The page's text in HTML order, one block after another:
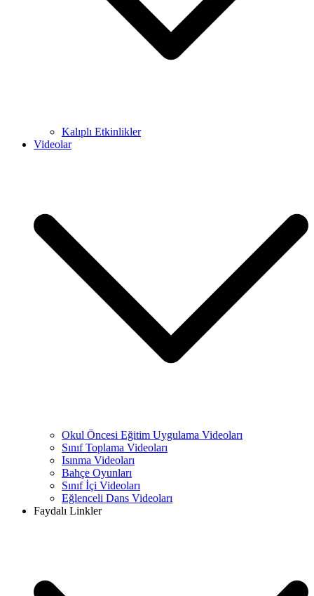
Kalıplı Etkinlikler
Videolar
Okul Öncesi Eğitim Uygulama Videoları
Sınıf Toplama Videoları
Isınma Videoları
Bahçe Oyunları
Sınıf İçi Videoları
Eğlenceli Dans Videoları
Faydalı Linkler